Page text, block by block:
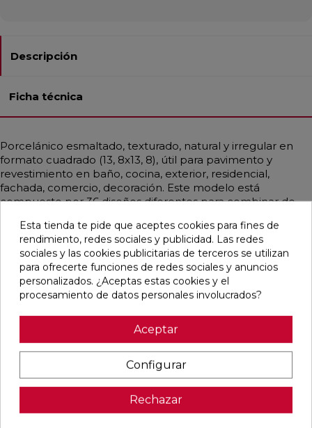
Descripción
Ficha técnica
Porcelánico esmaltado, texturado, natural y irregular en
formato cuadrado (13, 8x13, 8), útil para pavimento y
revestimiento en baño, cocina, exterior, residencial,
fachada, comercio, decoración. Este modelo está
compuesto por 36 diseños diferentes para combinar de
contemporáneo, rústico y artesanal, vintage y emulando
barro mayoritariamente en color verde.
Pensamos que te puede interesar
BOULEVARD
favorite
CONCEPT
favorite
CONCEPT
favorite
CLUNIA
favorite
Esta tienda te pide que aceptes cookies para fines de
rendimiento, redes sociales y publicidad. Las redes
sociales y las cookies publicitarias de terceros se utilizan
para ofrecerte funciones de redes sociales y anuncios
personalizados. ¿Aceptas estas cookies y el
procesamiento de datos personales involucrados?
Aceptar
Configurar
Rechazar